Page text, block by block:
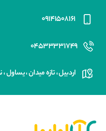
۰۹۱۴۱۵۰۸۱۶۱
۰۴۵۳۳۳۳۱۷۴۹
اردبیل ، تازه میدان ،